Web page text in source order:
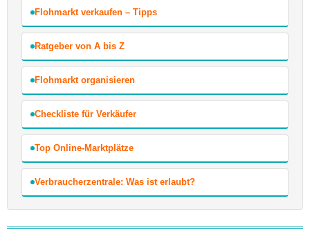
Flohmarkt verkaufen – Tipps
Ratgeber von A bis Z
Flohmarkt organisieren
Checkliste für Verkäufer
Top Online-Marktplätze
Verbraucherzentrale: Was ist erlaubt?